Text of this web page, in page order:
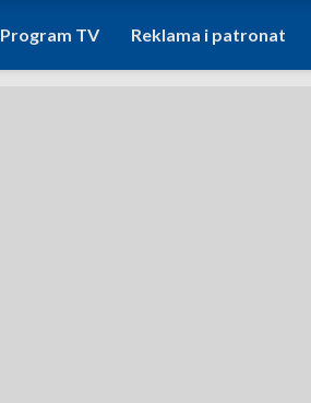
Program TV Reklama i patronat